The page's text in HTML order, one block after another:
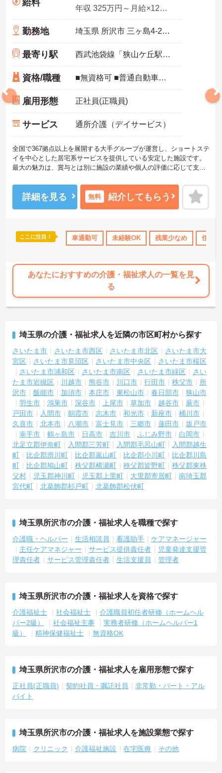
給料
年収 325万円～月給×12ヶ月
勤務地 埼玉県 所沢市 三ヶ島4-2138-1
最寄り駅 西武池袋線「狭山ケ丘駅」徒歩15分
資格/職種 ■無資格可 ■普通自動車免許
雇用形態 正社員(正職員)
サービス 通所介護（デイサービス）
全国で367拠点以上を展開する大手グループが運営し、ショートステ
イを中心とした居宅系サービスを提供している安定した施設です。
最大の魅力は、賞与とは別に施設の業績や個人の評価に応じて支給
直接収入に反映される非常にやりがいのある環境が整っています。
また、毎朝の情報共有ミーティングを通じてスタッフ同士の連携が
強化されており、平均勤続年数7.2年という高い定着率を実現してい
理職への着実なステップアップが期待できます。定年65歳・再雇用7
0歳までの継続雇用制度も完備されており、ご自身らしさを大切にし
★おすすめPOINT★
【特別報酬制度で、収入アップが期待できます 】
・施設の業績や個人の評価に応じて賞与とは別に支給される特別報
酬制度があり、日々の頑張りが直接収入として還元されます。
【毎朝のミーティングで情報共有を徹底し、職種の垣根を超えて協
力し合える環境です】
・スタッフ全員で毎朝お客様の体調や業務連絡を丁寧に共有するこ
とで、チーム全体でスムーズに連携できる体制が構築されていま
す。
・困った時もすぐに相談してフォローし合える風通しの良い職場と
なっており、平均勤続年数7.2年という高い定着率につながっていま
す。
【勤務時間内に受講できる資格取得支援制度により、確実なキャリ
アアップが目指せます】
・介護職から生活相談員やケアマネジャー、施設長へと進む多彩な
キャリアパスが用意されており、長期的な目標を持って成長できま
す。
・資格取得に向けた研修や講習は勤務時間内で受講できる場合が多
く、プライベートの負担を抑えながら着実に専門性を高められま
理なく続けられる体制です】
・年間107日の休日に加えて年間17日のリフレッシュ休暇が支給さ
れるため、しっかりと休息を取りながらオンオフのメリハリをつけ
て働けます。
・髪色やネイルなどが原則自由となっており、定年65歳・再雇用70
詳細を見る 無料 紹介してもらう
ここに注目！ 車通勤可 未経験OK 残業少なめ 住宅
あなたにおすすめの介護・福祉求人の一覧を見
る
埼玉県の介護・福祉求人を近隣の市区町村から探す
さいたま市 さいたま市西区 さいたま市北区
さいたま市大
宮区
さいたま市見沼区 さいたま市中央区
さいたま市桜区
さいたま市浦和区
さいたま市南区 さいたま市緑区
さい
たま市岩槻区
川越市 熊谷市 川口市 行田市 秩父市
所
沢市
飯能市 加須市 本庄市 東松山市 春日部市
狭山市
羽生市
鴻巣市 深谷市 上尾市 草加市 越谷市
蕨市
戸田市
入間市 朝霞市 志木市 和光市 新座市
桶川市
久喜市
北本市 八潮市 富士見市 三郷市 蓮田市
坂戸市
幸手市
鶴ヶ島市 日高市 吉川市 ふじみ野市
白岡市
北足立郡伊奈町
入間郡三芳町 入間郡毛呂山町
入間郡越生
町
比企郡滑川町 比企郡嵐山町 比企郡小川町
比企郡川島
町
比企郡鳩山町 秩父郡横瀬町 秩父郡皆野町
秩父郡東秩
父村
児玉郡神川町 児玉郡上里町 大里郡寄居町
南埼玉郡
宮代町
北葛飾郡杉戸町 北葛飾郡松伏町
埼玉県所沢市の介護・福祉求人を職種で探す
介護職・ヘルパー 生活相談員 看護助手
ケアマネージャー
主任ケアマネジャー
サービス提供責任者
児童発達支援管
理責任者
サービス管理責任者 生活支援員 管理者
埼玉県所沢市の介護・福祉求人を資格で探す
介護福祉士 社会福祉士
介護職員初任者研修（ホームヘル
パー2級）
社会福祉主事
実務者研修（ホームヘルパー1
級）
精神保健福祉士 無資格OK
埼玉県所沢市の介護・福祉求人を雇用形態で探す
正社員(正職員) 契約社員・嘱託社員
非常勤・パート・アル
バイト
埼玉県所沢市の介護・福祉求人を施設業態で探す
病院 クリニック 介護福祉施設 在宅医療 その他